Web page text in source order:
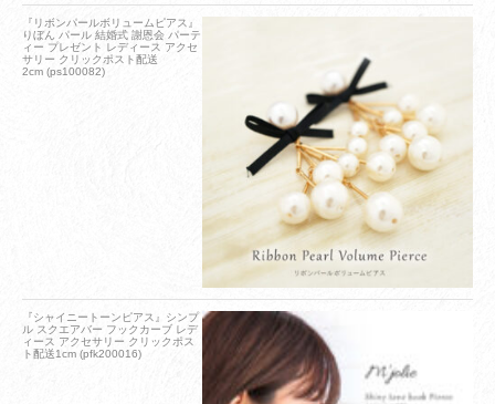
『リボンパールボリュームピアス』
りぼん パール 結婚式 謝恩会 パーテ
ィー プレゼント レディース アクセ
サリー クリックポスト配送
2cm (ps100082)
『シャイニートーンピアス』シンプ
ル スクエアバー フックカーブ レデ
ィース アクセサリー クリックポス
ト配送1cm (pfk200016)